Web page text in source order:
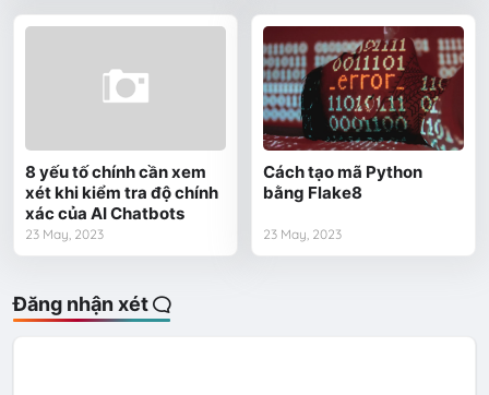
8 yếu tố chính cần xem
xét khi kiểm tra độ chính
xác của AI Chatbots
23 May, 2023
Cách tạo mã Python
bằng Flake8
23 May, 2023
Đăng nhận xét